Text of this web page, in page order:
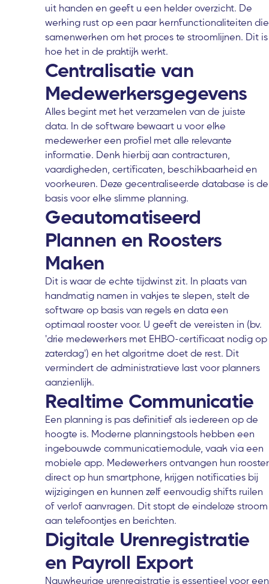
uit handen en geeft u een helder overzicht. De
werking rust op een paar kernfunctionaliteiten die
samenwerken om het proces te stroomlijnen. Dit is
hoe het in de praktijk werkt.
Centralisatie van
Medewerkersgegevens
Alles begint met het verzamelen van de juiste
data. In de software bewaart u voor elke
medewerker een profiel met alle relevante
informatie. Denk hierbij aan contracturen,
vaardigheden, certificaten, beschikbaarheid en
voorkeuren. Deze gecentraliseerde database is de
basis voor elke slimme planning.
Geautomatiseerd
Plannen en Roosters
Maken
Dit is waar de echte tijdwinst zit. In plaats van
handmatig namen in vakjes te slepen, stelt de
software op basis van regels en data een
optimaal rooster voor. U geeft de vereisten in (bv.
'drie medewerkers met EHBO-certificaat nodig op
zaterdag') en het algoritme doet de rest. Dit
vermindert de administratieve last voor planners
aanzienlijk.
Realtime Communicatie
Een planning is pas definitief als iedereen op de
hoogte is. Moderne planningstools hebben een
ingebouwde communicatiemodule, vaak via een
mobiele app. Medewerkers ontvangen hun rooster
direct op hun smartphone, krijgen notificaties bij
wijzigingen en kunnen zelf eenvoudig shifts ruilen
of verlof aanvragen. Dit stopt de eindeloze stroom
aan telefoontjes en berichten.
Digitale Urenregistratie
en Payroll Export
Nauwkeurige urenregistratie is essentieel voor een